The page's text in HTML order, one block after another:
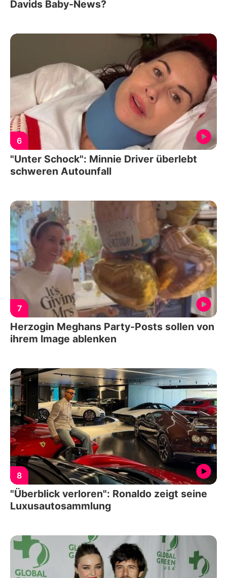
Davids Baby-News?
6
"Unter Schock": Minnie Driver überlebt
schweren Autounfall
7
Herzogin Meghans Party-Posts sollen von
ihrem Image ablenken
8
"Überblick verloren": Ronaldo zeigt seine
Luxusautosammlung